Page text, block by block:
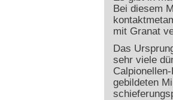
Bei diesem
mit Granat
Das
sehr viele
gebildeten